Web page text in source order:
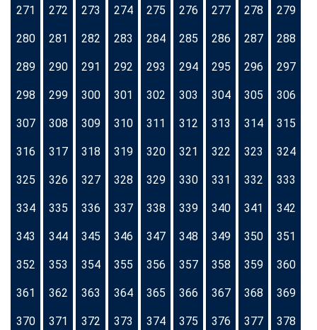
271 272 273 274 275 276 277 278 279
280 281 282 283 284 285 286 287 288
289 290 291 292 293 294 295 296 297
298 299 300 301 302 303 304 305 306
307 308 309 310 311 312 313 314 315
316 317 318 319 320 321 322 323 324
325 326 327 328 329 330 331 332 333
334 335 336 337 338 339 340 341 342
343 344 345 346 347 348 349 350 351
352 353 354 355 356 357 358 359 360
361 362 363 364 365 366 367 368 369
370 371 372 373 374 375 376 377 378